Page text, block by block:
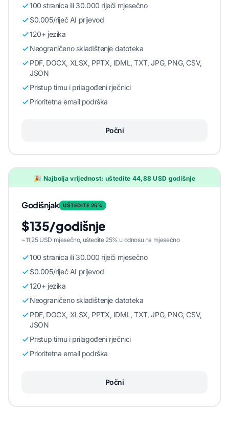
100 stranica ili 30.000 riječi mjesečno
$0.005/riječ AI prijevod
120+ jezika
Neograničeno skladištenje datoteka
PDF, DOCX, XLSX, PPTX, IDML, TXT, JPG, PNG, CSV,
JSON
Pristup timu i prilagođeni rječnici
Prioritetna email podrška
Počni
🎉 Najbolja vrijednost: uštedite 44,88 USD godišnje
Godišnjak UŠTEDITE 25%
$135/godišnje
~11,25 USD mjesečno, uštedite 25% u odnosu na mjesečno
100 stranica ili 30.000 riječi mjesečno
$0.005/riječ AI prijevod
120+ jezika
Neograničeno skladištenje datoteka
PDF, DOCX, XLSX, PPTX, IDML, TXT, JPG, PNG, CSV,
JSON
Pristup timu i prilagođeni rječnici
Prioritetna email podrška
Počni